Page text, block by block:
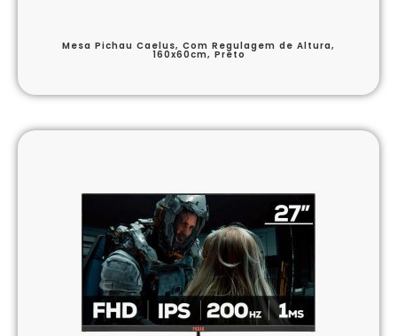
Mesa Pichau Caelus, Com Regulagem de Altura,
160x60cm, Preto